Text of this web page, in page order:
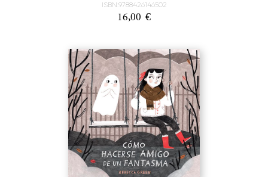
ISBN:9788426146502
16,00 €